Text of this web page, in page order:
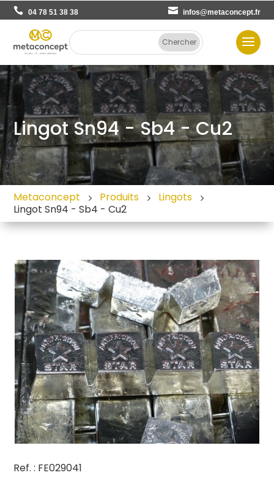
04 78 51 38 38 infos@metaconcept.fr
Lingot Sn94 - Sb4 - Cu2
Metaconcept Produits
Lingots
Lingot Sn94 - Sb4 - Cu2
Ref. : FE029041